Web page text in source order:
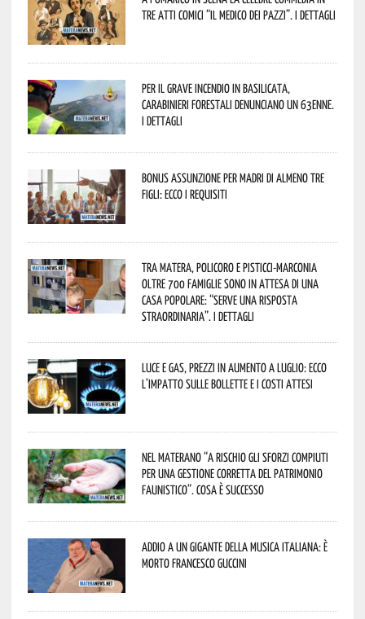
tre atti comici “Il medico dei pazzi”. I dettagli
Per il grave incendio in Basilicata,
Carabinieri forestali denunciano un 63enne.
I dettagli
Bonus assunzione per madri di almeno tre
figli: ecco i requisiti
Tra Matera, Policoro e Pisticci-Marconia
oltre 700 famiglie sono in attesa di una
casa popolare: “serve una risposta
straordinaria”. I dettagli
Luce e gas, prezzi in aumento a luglio: ecco
l’impatto sulle bollette e i costi attesi
Nel materano “a rischio gli sforzi compiuti
per una gestione corretta del patrimonio
faunistico”. Cosa è successo
Addio a un gigante della musica italiana: è
morto Francesco Guccini